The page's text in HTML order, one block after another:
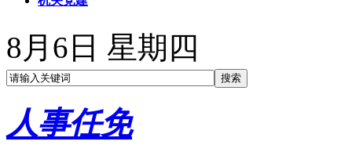
8月6日 星期四
人事任免